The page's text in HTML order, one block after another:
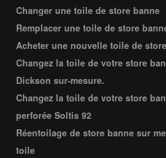
Changer une toile de store banne
Remplacer une toile de store
Acheter une nouvelle toile de
Changez la toile de votre store
Dickson sur-mesure.
Changez la toile de votre store
perforée Soltis 92
Réentoilage de store banne sur
toile